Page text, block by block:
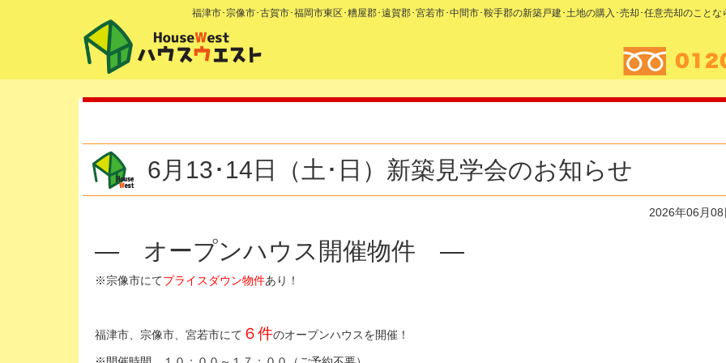
福津市･宗像市･古賀市･福岡市東区･糟屋郡･遠賀郡･宮若市･中間市･鞍手郡の新築戸建･土地の購入･売却･任意売却のこと
6月13･14日（土･日）新築見学会のお知らせ
2026年06月08
— オープンハウス開催物件 —
※宗像市にてプライスダウン物件あり！
福津市、宗像市、宮若市にて ６件のオープンハウスを開催！